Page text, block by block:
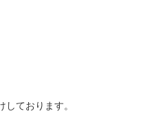
ております。